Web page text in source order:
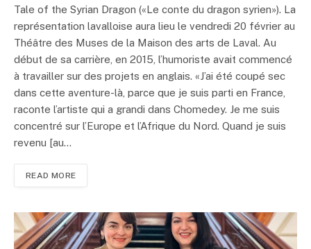
Tale of the Syrian Dragon («Le conte du dragon syrien»). La
représentation lavalloise aura lieu le vendredi 20 février au
Théâtre des Muses de la Maison des arts de Laval. Au
début de sa carrière, en 2015, l’humoriste avait commencé
à travailler sur des projets en anglais. «J’ai été coupé sec
dans cette aventure-là, parce que je suis parti en France,
raconte l’artiste qui a grandi dans Chomedey. Je me suis
concentré sur l’Europe et l’Afrique du Nord. Quand je suis
revenu [au…
READ MORE